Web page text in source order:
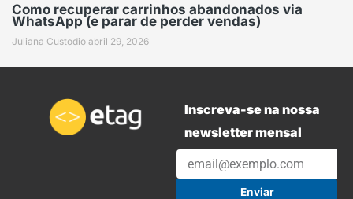
Como recuperar carrinhos abandonados via
WhatsApp (e parar de perder vendas)
Juliana Custodio abril 29, 2026
Inscreva-se na nossa
newsletter mensal
Enviar